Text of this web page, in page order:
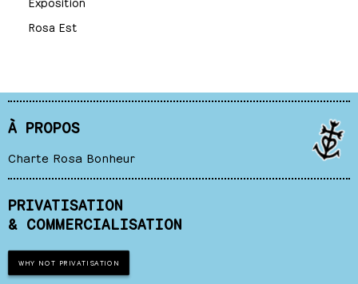
Rosa Est
À PROPOS
Charte Rosa Bonheur
PRIVATISATION
& COMMERCIALISATION
WHY NOT PRIVATISATION